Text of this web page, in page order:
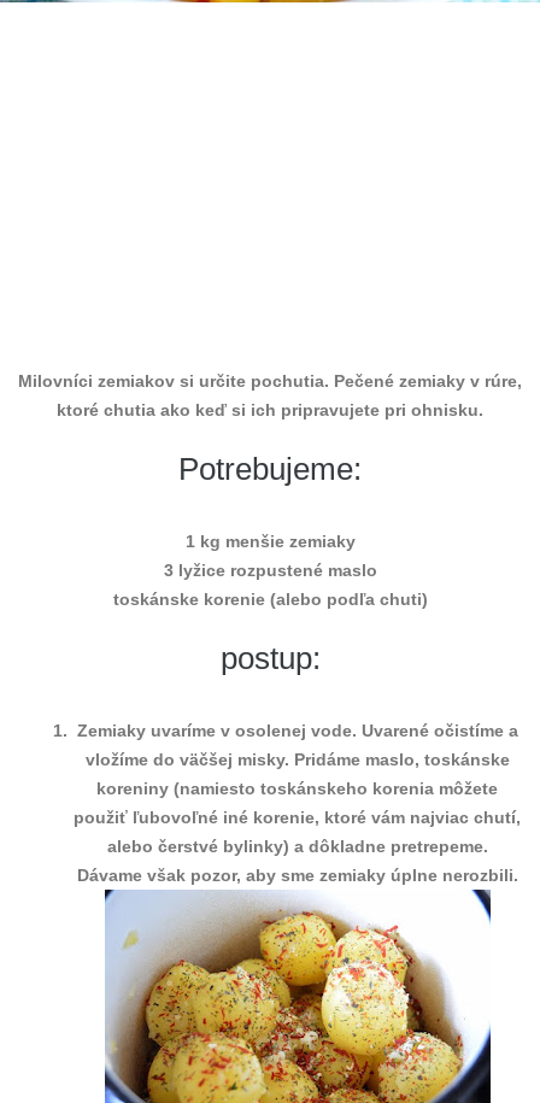
Milovníci zemiakov si určite pochutia. Pečené zemiaky v rúre,
ktoré chutia ako keď si ich pripravujete pri ohnisku.
Potrebujeme:
1 kg menšie zemiaky
3 lyžice rozpustené maslo
toskánske korenie (alebo podľa chuti)
postup:
Zemiaky uvaríme v osolenej vode. Uvarené očistíme a
vložíme do väčšej misky. Pridáme maslo, toskánske
koreniny (namiesto toskánskeho korenia môžete
použiť ľubovoľné iné korenie, ktoré vám najviac chutí,
alebo čerstvé bylinky) a dôkladne pretrepeme.
Dávame však pozor, aby sme zemiaky úplne nerozbili.